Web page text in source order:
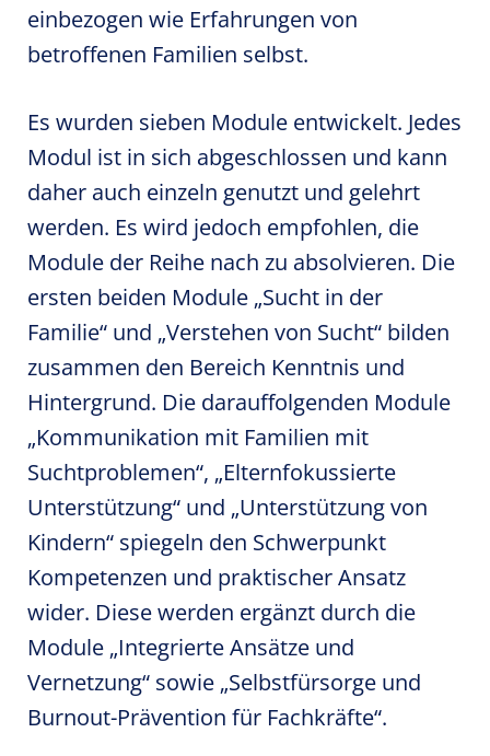
einbezogen wie Erfahrungen von
betroffenen Familien selbst.
Es wurden sieben Module entwickelt. Jedes
Modul ist in sich abgeschlossen und kann
daher auch einzeln genutzt und gelehrt
werden. Es wird jedoch empfohlen, die
Module der Reihe nach zu absolvieren. Die
ersten beiden Module „Sucht in der
Familie“ und „Verstehen von Sucht“ bilden
zusammen den Bereich Kenntnis und
Hintergrund. Die darauffolgenden Module
„Kommunikation mit Familien mit
Suchtproblemen“, „Elternfokussierte
Unterstützung“ und „Unterstützung von
Kindern“ spiegeln den Schwerpunkt
Kompetenzen und praktischer Ansatz
wider. Diese werden ergänzt durch die
Module „Integrierte Ansätze und
Vernetzung“ sowie „Selbstfürsorge und
Burnout-Prävention für Fachkräfte“.